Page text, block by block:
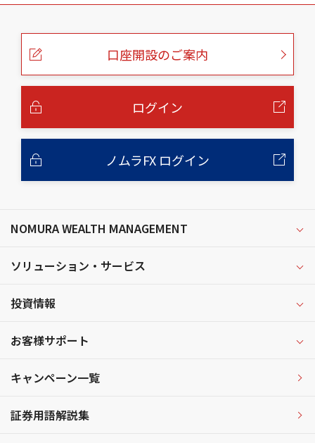
こ
口座開設のご案内
ログイン
ノムラFX ログイン
NOMURA WEALTH MANAGEMENT
ソリューション・サービス
投資情報
お客様サポート
キャンペーン一覧
証券用語解説集